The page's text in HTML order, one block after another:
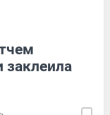
заклеила